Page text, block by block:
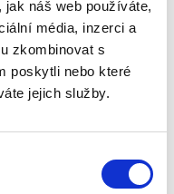
náš web používáte,
média, inzerci a
zkombinovat s
poskytli nebo které
jejich služby.
roce 2014 stala
let účinnosti